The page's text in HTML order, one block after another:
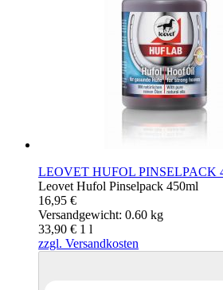
LEOVET HUFOL PINSELPACK
Leovet Hufol Pinselpack 450ml
16,95 €
Versandgewicht: 0.60 kg
33,90 € 1 l
zzgl. Versandkosten